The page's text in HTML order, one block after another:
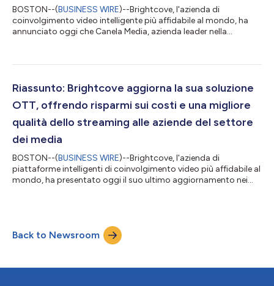
BOSTON--(BUSINESS WIRE)--Brightcove, l'azienda di
coinvolgimento video intelligente più affidabile al mondo, ha
annunciato oggi che Canela Media, azienda leader nella
suo servizio di streaming. Grazie alla tecnologia video di
impulso alla sua crescita migliorando le capacità di streaming,
scalando i servizi e rafforz...
Riassunto: Brightcove aggiorna la sua soluzione
OTT, offrendo risparmi sui costi e una migliore
qualità dello streaming alle aziende del settore
dei media
BOSTON--(BUSINESS WIRE)--Brightcove, l'azienda di
piattaforme intelligenti di coinvolgimento video più affidabile al
mondo, ha presentato oggi il suo ultimo aggiornamento nei
funzionalità OTT di Brightcove rendono più facile e più
conveniente per le società di media, gli streamer, le leghe
sportive e i marchi monetizzare i propri...
Back to Newsroom